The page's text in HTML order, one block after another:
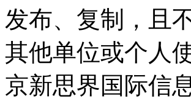
发布、复制，且
其他单位或个人
京新思界国际信